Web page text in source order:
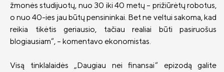
žmonės studijuotų, nuo 30 iki 40 metų – prižiūrėtų robotus,
o nuo 40-ies jau būtų pensininkai. Bet ne veltui sakoma, kad
reikia tikėtis geriausio, tačiau realiai būti pasiruošus
blogiausiam“, – komentavo ekonomistas.
Visą tinklalaidės „Daugiau nei finansai“ epizodą galite